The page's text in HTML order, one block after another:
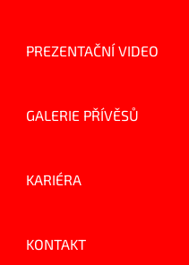
PREZENTAČNÍ VIDEO
GALERIE PŘÍVĚSŮ
KARIÉRA
KONTAKT